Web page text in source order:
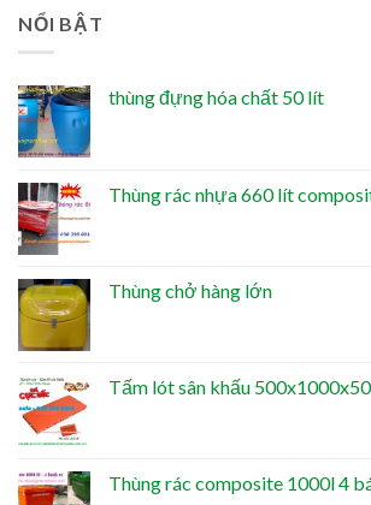
NỔI BẬT
thùng đựng hóa chất 50 lít
Thùng rác nhựa 660 lít
Thùng chở hàng lớn
Tấm lót sân khấu
Thùng rác composite 1000l 4